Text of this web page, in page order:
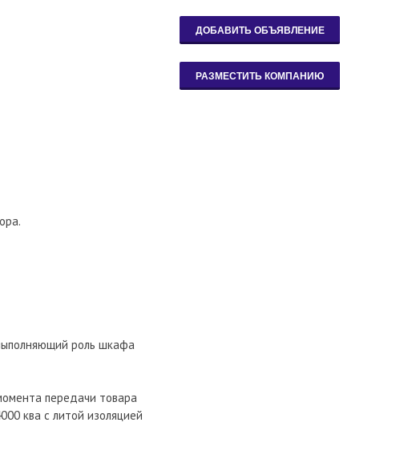
роль шкафа
передачи товара
ква с литой изоляцией